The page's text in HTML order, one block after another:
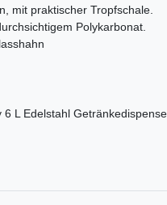
mit praktischer Tropfschale.
Polykarbonat.
6 L Edelstahl